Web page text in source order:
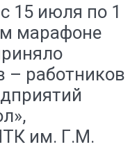
15 июля по 1
марафоне
– работников
им. Г.М.